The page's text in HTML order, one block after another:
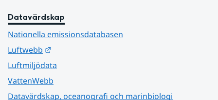
Datavärdskap
Nationella emissionsdatabasen
Luftwebb
Luftmiljödata
VattenWebb
Datavärdskap, oceanografi och marinbiologi